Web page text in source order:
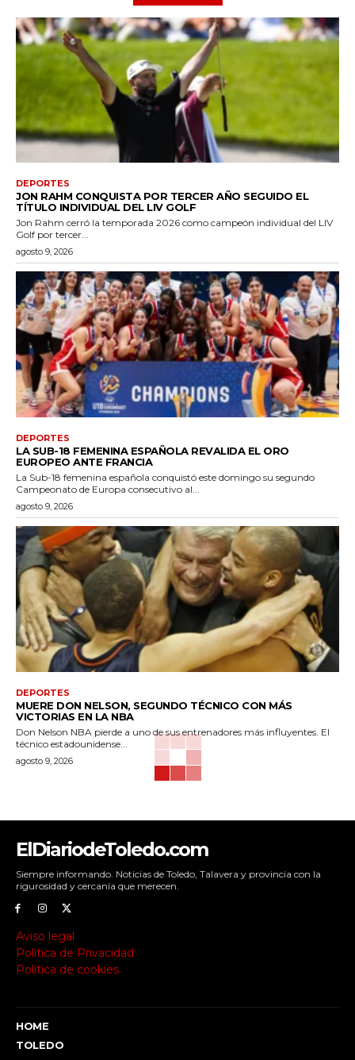
DEPORTES
JON RAHM CONQUISTA POR TERCER AÑO SEGUIDO EL
TÍTULO INDIVIDUAL DEL LIV GOLF
Jon Rahm cerró la temporada 2026 como campeón individual del LIV
Golf por tercer...
agosto 9, 2026
DEPORTES
LA SUB-18 FEMENINA ESPAÑOLA REVALIDA EL ORO
EUROPEO ANTE FRANCIA
La Sub-18 femenina española conquistó este domingo su segundo
Campeonato de Europa consecutivo al...
agosto 9, 2026
DEPORTES
MUERE DON NELSON, SEGUNDO TÉCNICO CON MÁS
VICTORIAS EN LA NBA
Don Nelson NBA pierde a uno de sus entrenadores más influyentes. El
técnico estadounidense...
agosto 9, 2026
ElDiariodeToledo.com
Siempre informando. Noticias de Toledo, Talavera y provincia con la
rigurosidad y cercanía que merecen.
Aviso legal
Política de Privacidad
Política de cookies
HOME
TOLEDO